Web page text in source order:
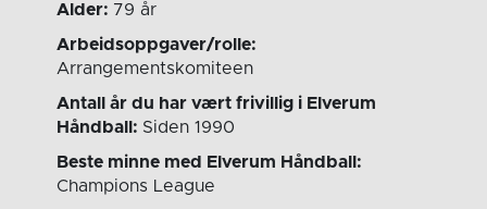
Alder: 79 år
Arbeidsoppgaver/rolle:
Arrangementskomiteen
Antall år du har vært frivillig i Elverum
Håndball: Siden 1990
Beste minne med Elverum Håndball:
Champions League